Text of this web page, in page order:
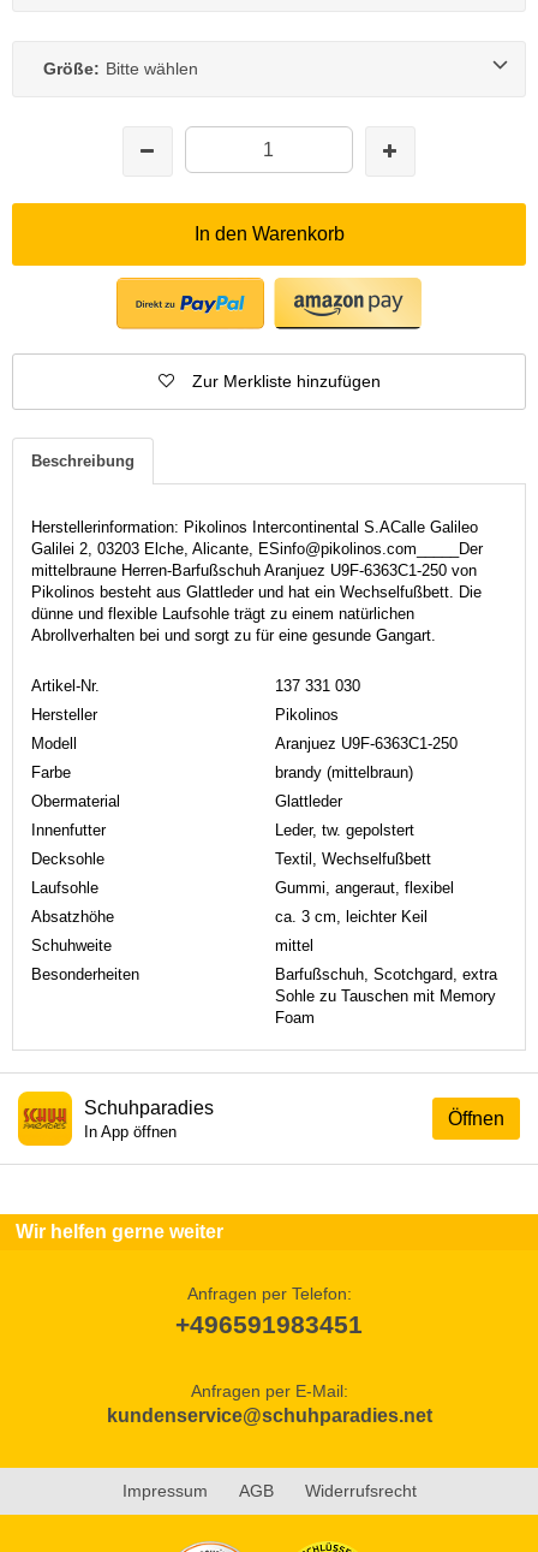
Größe: Bitte wählen
In den Warenkorb
Zur Merkliste hinzufügen
Beschreibung
Herstellerinformation: Pikolinos Intercontinental S.ACalle Galileo
Galilei 2, 03203 Elche, Alicante, ESinfo@pikolinos.com_____Der
mittelbraune Herren-Barfußschuh Aranjuez U9F-6363C1-250 von
Pikolinos besteht aus Glattleder und hat ein Wechselfußbett. Die
dünne und flexible Laufsohle trägt zu einem natürlichen
Abrollverhalten bei und sorgt zu für eine gesunde Gangart.
Artikel-Nr.
137 331 030
Hersteller
Pikolinos
Modell
Aranjuez U9F-6363C1-250
Farbe
brandy (mittelbraun)
Obermaterial
Glattleder
Innenfutter
Leder, tw. gepolstert
Decksohle
Textil, Wechselfußbett
Laufsohle
Gummi, angeraut, flexibel
Absatzhöhe
ca. 3 cm, leichter Keil
Schuhweite
mittel
Besonderheiten
Barfußschuh, Scotchgard, extra
Sohle zu Tauschen mit Memory
Foam
Öffnen
Schuhparadies
In App öffnen
Wir helfen gerne weiter
Anfragen per Telefon:
+496591983451
Anfragen per E-Mail:
kundenservice@schuhparadies.net
Impressum AGB Widerrufsrecht